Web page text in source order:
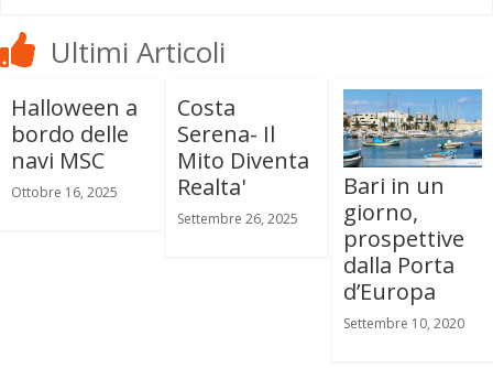
Ultimi Articoli
Halloween a
bordo delle
navi MSC
Ottobre 16, 2025
Costa
Serena- Il
Mito Diventa
Realta'
Settembre 26, 2025
Bari in un
giorno,
prospettive
dalla Porta
d’Europa
Settembre 10, 2020